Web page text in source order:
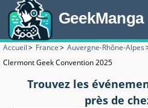
GeekManga
Accueil> France> Auvergne-Rhône-Alpes
Clermont Geek Convention 2025
Trouvez les
près de